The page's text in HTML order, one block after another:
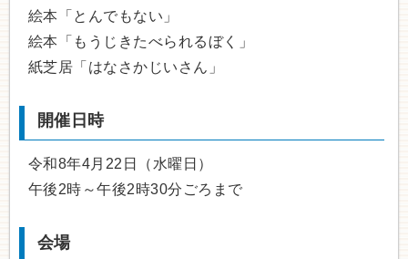
絵本「とんでもない」
絵本「もうじきたべられるぼく」
紙芝居「はなさかじいさん」
開催日時
令和8年4月22日（水曜日）
午後2時～午後2時30分ごろまで
会場